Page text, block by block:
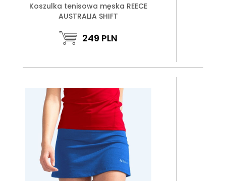
Koszulka tenisowa męska REECE
AUSTRALIA SHIFT
249 PLN